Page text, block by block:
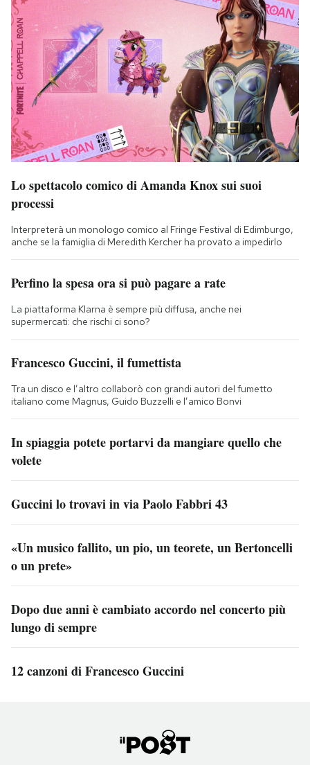
Lo spettacolo comico di Amanda Knox sui suoi
processi
Interpreterà un monologo comico al Fringe Festival di Edimburgo,
anche se la famiglia di Meredith Kercher ha provato a impedirlo
Perfino la spesa ora si può pagare a rate
La piattaforma Klarna è sempre più diffusa, anche nei
supermercati: che rischi ci sono?
Francesco Guccini, il fumettista
Tra un disco e l’altro collaborò con grandi autori del fumetto
italiano come Magnus, Guido Buzzelli e l’amico Bonvi
In spiaggia potete portarvi da mangiare quello che
volete
Guccini lo trovavi in via Paolo Fabbri 43
«Un musico fallito, un pio, un teorete, un Bertoncelli
o un prete»
Dopo due anni è cambiato accordo nel concerto più
lungo di sempre
12 canzoni di Francesco Guccini